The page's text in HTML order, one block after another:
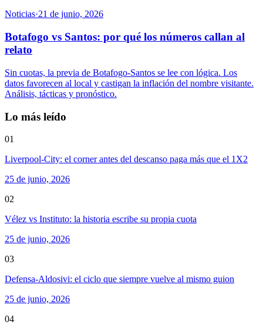
Noticias·21 de junio, 2026
Botafogo vs Santos: por qué los números callan al
relato
Sin cuotas, la previa de Botafogo-Santos se lee con lógica. Los
datos favorecen al local y castigan la inflación del nombre visitante.
Análisis, tácticas y pronóstico.
Lo más leído
01
Liverpool-City: el corner antes del descanso paga más que el 1X2
25 de junio, 2026
02
Vélez vs Instituto: la historia escribe su propia cuota
25 de junio, 2026
03
Defensa-Aldosivi: el ciclo que siempre vuelve al mismo guion
25 de junio, 2026
04